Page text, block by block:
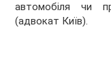
автомобіля чи
(адвокат Київ).